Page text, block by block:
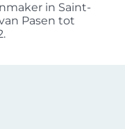
in Saint-
Pasen tot